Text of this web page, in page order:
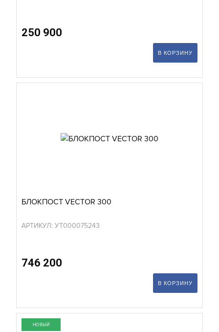
250 900
В КОРЗИНУ
БЛОКПОСТ VECTOR 300
АРТИКУЛ: УТ000075243
746 200
В КОРЗИНУ
НОВЫЙ